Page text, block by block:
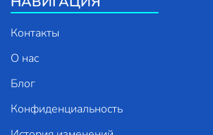
Контакты
О нас
Блог
Конфиденциальность